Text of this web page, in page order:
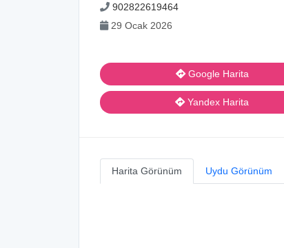
902822619464
29 Ocak 2026
Google Harita
Yandex Harita
Harita Görünüm Uydu Görünüm